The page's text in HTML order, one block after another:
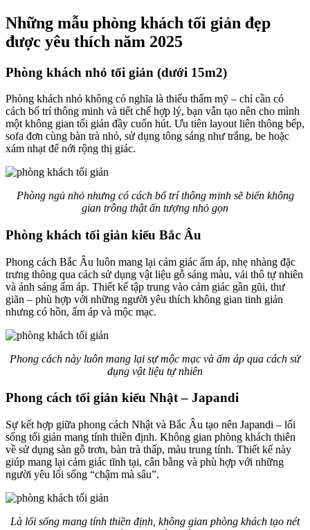
Những mẫu phòng khách tối giản đẹp
được yêu thích năm 2025
Phòng khách nhỏ tối giản (dưới 15m2)
Phòng khách nhỏ không có nghĩa là thiếu thẩm mỹ – chỉ cần có
cách bố trí thông minh và tiết chế hợp lý, bạn vẫn tạo nên cho mình
một không gian tối giản đầy cuốn hút. Ưu tiên layout liên thông bếp,
sofa đơn cùng bàn trà nhỏ, sử dụng tông sáng như trắng, be hoặc
xám nhạt để nới rộng thị giác.
Phòng ngủ nhỏ nhưng có cách bố trí thông minh sẽ biến không
gian trông thật ấn tượng nhỏ gọn
Phòng khách tối giản kiểu Bắc Âu
Phong cách Bắc Âu luôn mang lại cảm giác ấm áp, nhẹ nhàng đặc
trưng thông qua cách sử dụng vật liệu gỗ sáng màu, vải thô tự nhiên
và ánh sáng ấm áp. Thiết kế tập trung vào cảm giác gần gũi, thư
giãn – phù hợp với những người yêu thích không gian tinh giản
nhưng có hồn, ấm áp và mộc mạc.
Phong cách này luôn mang lại sự mộc mạc và ấm áp qua cách sử
dụng vật liệu tự nhiên
Phong cách tối giản kiểu Nhật – Japandi
Sự kết hợp giữa phong cách Nhật và Bắc Âu tạo nên Japandi – lối
sống tối giản mang tính thiền định. Không gian phòng khách thiên
về sử dụng sàn gỗ trơn, bàn trà thấp, màu trung tính. Thiết kế này
giúp mang lại cảm giác tĩnh tại, cân bằng và phù hợp với những
người yêu lối sống “chậm mà sâu”.
Là lối sống mang tính thiền định, không gian phòng khách tạo nét